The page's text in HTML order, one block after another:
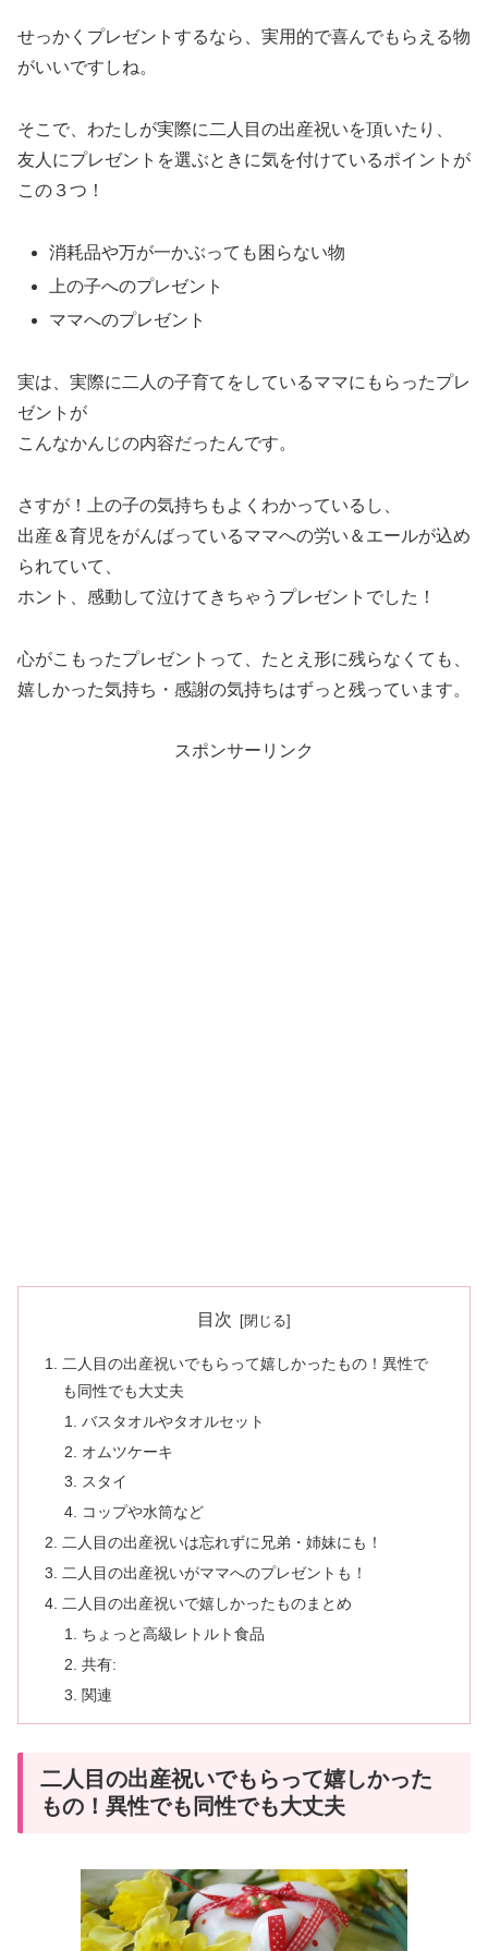
せっかくプレゼントするなら、実用的で喜んでもらえる物
がいいですしね。
そこで、わたしが実際に二人目の出産祝いを頂いたり、
友人にプレゼントを選ぶときに気を付けているポイントが
この３つ！
消耗品や万が一かぶっても困らない物
上の子へのプレゼント
ママへのプレゼント
実は、実際に二人の子育てをしているママにもらったプレ
ゼントが
こんなかんじの内容だったんです。
さすが！上の子の気持ちもよくわかっているし、
出産＆育児をがんばっているママへの労い＆エールが込め
られていて、
ホント、感動して泣けてきちゃうプレゼントでした！
心がこもったプレゼントって、たとえ形に残らなくても、
嬉しかった気持ち・感謝の気持ちはずっと残っています。
スポンサーリンク
目次
二人目の出産祝いでもらって嬉しかったもの！異性で
も同性でも大丈夫
バスタオルやタオルセット
オムツケーキ
スタイ
コップや水筒など
二人目の出産祝いは忘れずに兄弟・姉妹にも！
二人目の出産祝いがママへのプレゼントも！
二人目の出産祝いで嬉しかったものまとめ
ちょっと高級レトルト食品
共有:
関連
二人目の出産祝いでもらって嬉しかった
もの！異性でも同性でも大丈夫